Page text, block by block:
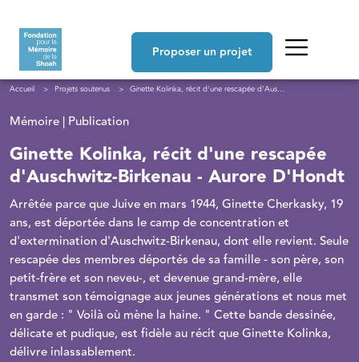
Proposer un projet
Fil d'Ariane
Accueil Projets soutenus Ginette Kolinka, récit d'une rescapée d'Auschwitz-Birkenau - Aurore D'Hondt
Mémoire | Publication
Ginette Kolinka, récit d'une rescapée
d'Auschwitz-Birkenau - Aurore D'Hondt
Arrêtée parce que Juive en mars 1944, Ginette Cherkasky, 19
ans, est déportée dans le camp de concentration et
d'extermination d'Auschwitz-Birkenau, dont elle revient. Seule
rescapée des membres déportés de sa famille - son père, son
petit-frère et son neveu-, et devenue grand-mère, elle
transmet son témoignage aux jeunes générations et nous met
en garde : " Voilà où mène la haine. " Cette bande dessinée,
délicate et pudique, est fidèle au récit que Ginette Kolinka,
délivre inlassablement.